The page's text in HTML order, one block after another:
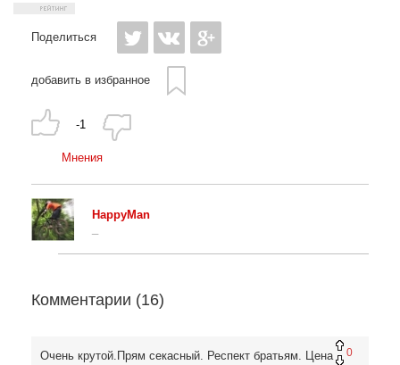
Поделиться
добавить в избранное
-1
Мнения
HappyMan
Комментарии (16)
0
Очень крутой.Прям секасный. Респект братьям. Цена